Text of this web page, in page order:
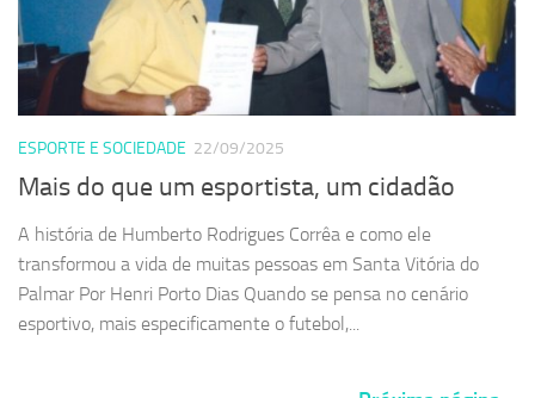
ESPORTE E SOCIEDADE 22/09/2025
Mais do que um esportista, um cidadão
A história de Humberto Rodrigues Corrêa e como ele
transformou a vida de muitas pessoas em Santa Vitória do
Palmar Por Henri Porto Dias Quando se pensa no cenário
esportivo, mais especificamente o futebol,...